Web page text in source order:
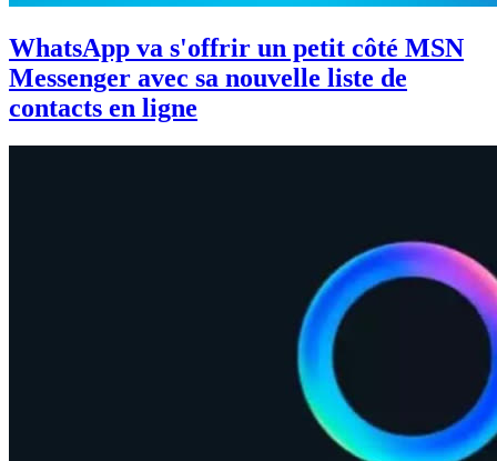
WhatsApp va s'offrir un petit côté MSN
Messenger avec sa nouvelle liste de
contacts en ligne